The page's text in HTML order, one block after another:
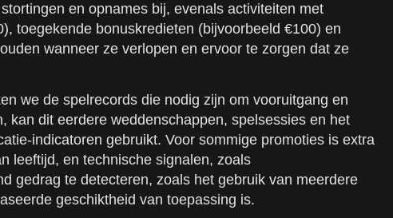
en opnames bij, evenals activiteiten met
toegekende bonuskredieten (bijvoorbeeld €100) en
wanneer ze verlopen en ervoor te zorgen dat ze
we de spelrecords die nodig zijn om vooruitgang en
kan dit eerdere weddenschappen, spelsessies en het
indicatoren gebruikt. Voor sommige promoties is extra
leeftijd, en technische signalen, zoals
gedrag te detecteren, zoals het gebruik van meerdere
geschiktheid van toepassing is.